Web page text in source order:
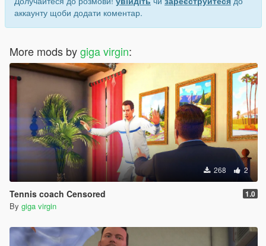
аккаунту щоби додати коментар.
More mods bygiga virgin:
268 2
Tennis coach Censored 1.0
By giga virgin